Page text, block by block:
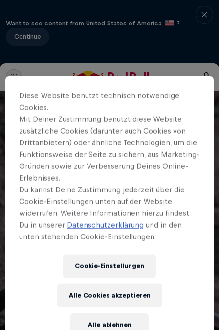
Want to see content from United States of America
?
Continue
Diese Website benutzt technisch notwendige
Cookies.
Mit Deiner Zustimmung benutzt diese Website
zusätzliche Cookies (darunter auch Cookies von
Drittanbietern) oder ähnliche Technologien, um die
Funktionsweise der Seite zu sichern, aus Marketing-
Gründen sowie zur Verbesserung Deines Online-
Erlebnisses.
Du kannst Deine Zustimmung jederzeit über die
Cookie-Einstellungen unten auf der Website
widerrufen. Weitere Informationen hierzu findest
Du in unserer Datenschutzerklärung und in den
unten stehenden Cookie-Einstellungen.
Cookie-Einstellungen
Alle ablehnen
Alle Cookies akzeptieren